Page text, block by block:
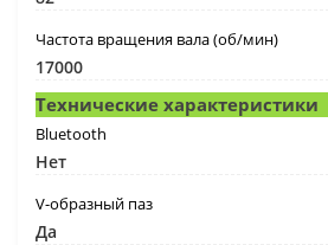
Частота вращения вала (об/мин)
17000
Технические характеристики
Bluetooth
Нет
V-образный паз
Да